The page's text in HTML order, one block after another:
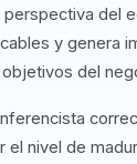
del
y genera
del
el nivel de